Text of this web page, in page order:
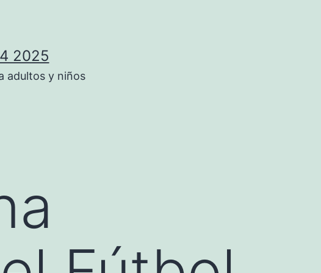
2025
adultos y niños